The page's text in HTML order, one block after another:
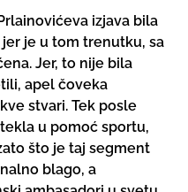
izjava bila
je u tom trenutku, sa
Jer, to nije bila
apel čoveka
stvari. Tek posle
u pomoć sportu,
što je taj segment
blago, a